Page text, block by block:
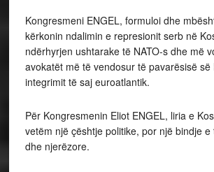
Kongresmeni ENGEL, formuloi dhe
kërkonin ndalimin e represionit serb në
ndërhyrjen ushtarake të NATO-s dhe më
avokatët më të vendosur të pavarësisë së
integrimit të saj euroatlantik.
Për Kongresmenin Eliot ENGEL, liria e
vetëm një çështje politike, por një bindje
dhe njerëzore.